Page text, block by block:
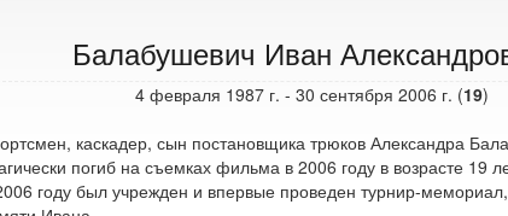
Балабушевич Иван
4 февраля 1987 г. - 30 сентября 2006 г. (19)
каскадер, сын постановщика трюков Александра
погиб на съемках фильма в 2006 году в возрасте 19
году был учрежден и впервые проведен турнир-